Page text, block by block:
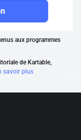
aux programmes
de Kartable,
savoir plus